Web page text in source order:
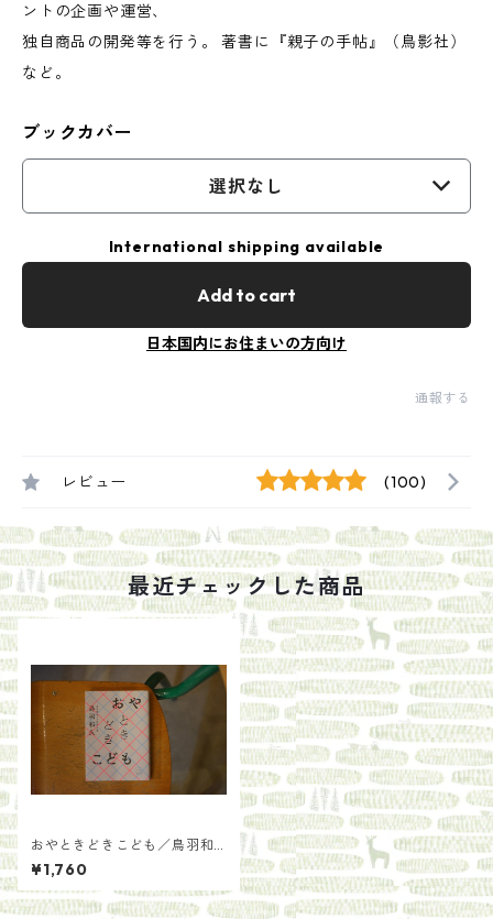
ントの企画や運営、
独自商品の開発等を行う。 著書に『親子の手帖』（鳥影社）
など。
ブックカバー
選択なし
International shipping available
Add to cart
日本国内にお住まいの方向け
通報する
レビュー (100)
最近チェックした商品
おやときどきこども／鳥羽和
久
¥1,760